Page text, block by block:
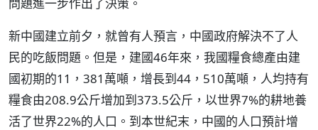
新中國建立前夕，就曾有人預言，中國政府解決不了人
民的吃飯問題。但是，建國46年來，我國糧食總產由建
國初期的11，381萬噸，增長到44，510萬噸，人均持有
糧食由208.9公斤增加到373.5公斤，以世界7%的耕地養
活了世界22%的人口。到本世紀末，中國的人口預計增